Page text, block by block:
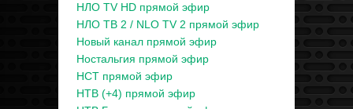
НЛО TV HD прямой эфир
НЛО ТВ 2 / NLO TV 2 прямой эфир
Новый канал прямой эфир
Ностальгия прямой эфир
НСТ прямой эфир
НТВ (+4) прямой эфир